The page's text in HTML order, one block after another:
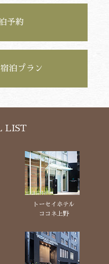
予約
泊プラン
LIST
トーセイホテル
ココネ上野